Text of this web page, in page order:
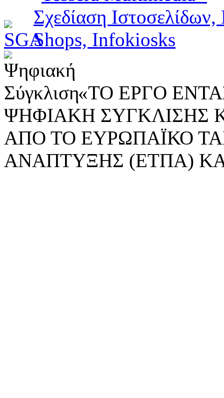
«ΤΟ ΕΡΓΟ
ΨΗΦΙΑΚΗ ΣΥΓΚΛΙΣΗΣ
ΑΠΟ ΤΟ ΕΥΡΩΠΑΪΚΟ
ΑΝΑΠΤΥΞΗΣ (ΕΤΠΑ)